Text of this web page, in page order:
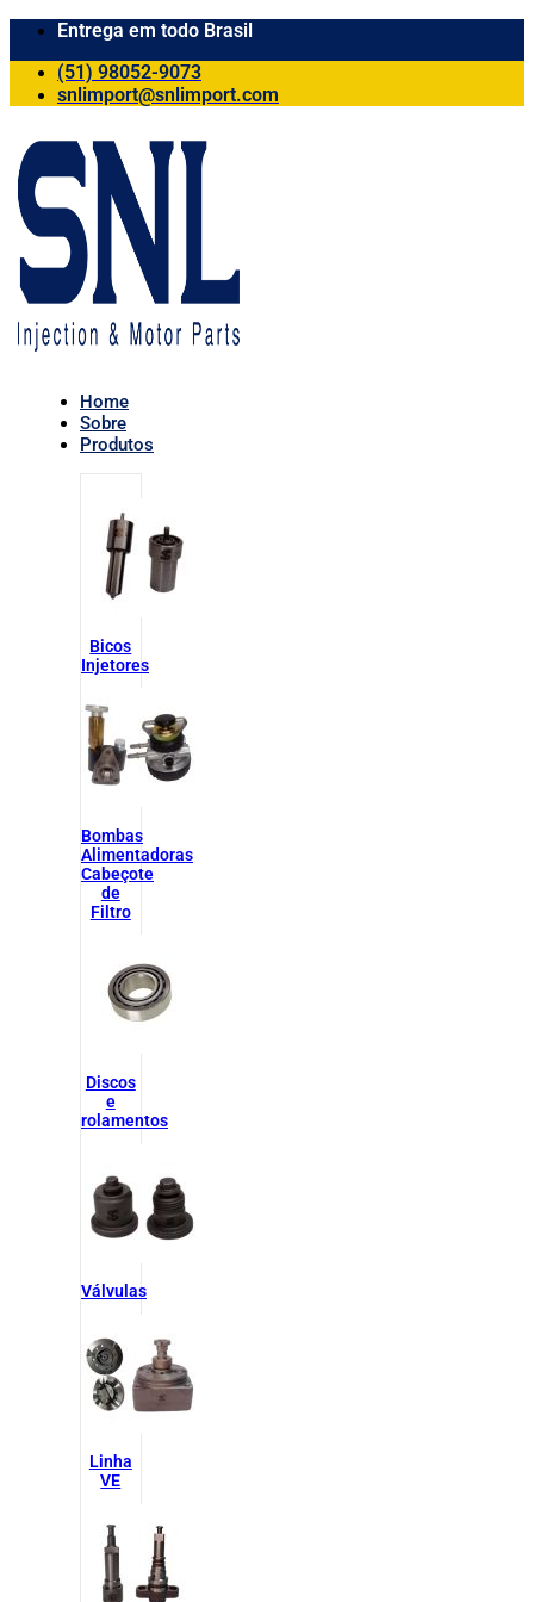
Entrega em todo Brasil
(51) 98052-9073
snlimport@snlimport.com
Home
Sobre
Produtos
Bicos
Injetores
Bombas
Alimentadoras
Cabeçote
de
Filtro
Discos
e
rolamentos
Válvulas
Linha
VE